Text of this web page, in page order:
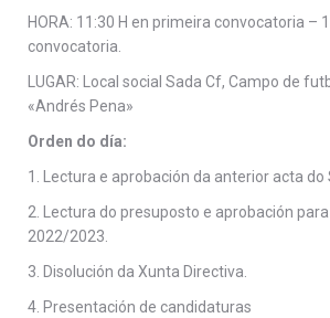
HORA: 11:30 H en primeira convocatoria –
convocatoria.
LUGAR: Local social Sada Cf, Campo de
«Andrés Pena»
Orden do día:
1. Lectura e aprobación da anterior acta do
2. Lectura do presuposto e aprobación
2022/2023.
3. Disolución da Xunta Directiva.
4. Presentación de candidaturas